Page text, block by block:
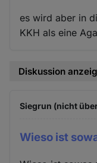
es wird aber in
KKH als eine
Diskussion
Siegrun (nicht
Wieso ist